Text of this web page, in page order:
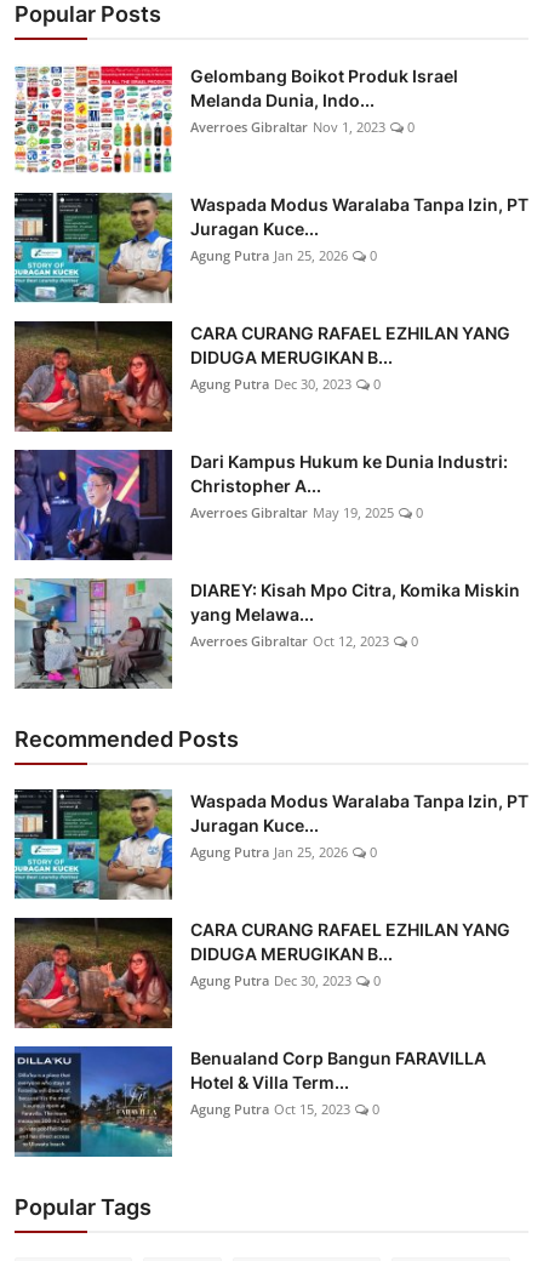
Popular Posts
Gelombang Boikot Produk Israel
Melanda Dunia, Indo...
Averroes Gibraltar Nov 1, 2023 0
Waspada Modus Waralaba Tanpa Izin, PT
Juragan Kuce...
Agung Putra Jan 25, 2026 0
CARA CURANG RAFAEL EZHILAN YANG
DIDUGA MERUGIKAN B...
Agung Putra Dec 30, 2023 0
Dari Kampus Hukum ke Dunia Industri:
Christopher A...
Averroes Gibraltar May 19, 2025 0
DIAREY: Kisah Mpo Citra, Komika Miskin
yang Melawa...
Averroes Gibraltar Oct 12, 2023 0
Recommended Posts
Waspada Modus Waralaba Tanpa Izin, PT
Juragan Kuce...
Agung Putra Jan 25, 2026 0
CARA CURANG RAFAEL EZHILAN YANG
DIDUGA MERUGIKAN B...
Agung Putra Dec 30, 2023 0
Benualand Corp Bangun FARAVILLA
Hotel & Villa Term...
Agung Putra Oct 15, 2023 0
Popular Tags